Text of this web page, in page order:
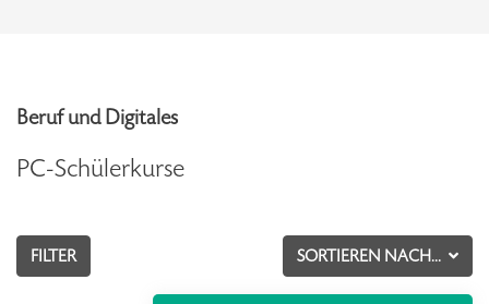
Beruf und Digitales
PC-Schülerkurse
SORTIEREN NACH...
FILTER